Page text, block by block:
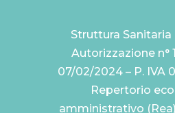
Struttura Sanitaria
Autorizzazione n°
07/02/2024 – P. IVA
Repertorio
amministrativo